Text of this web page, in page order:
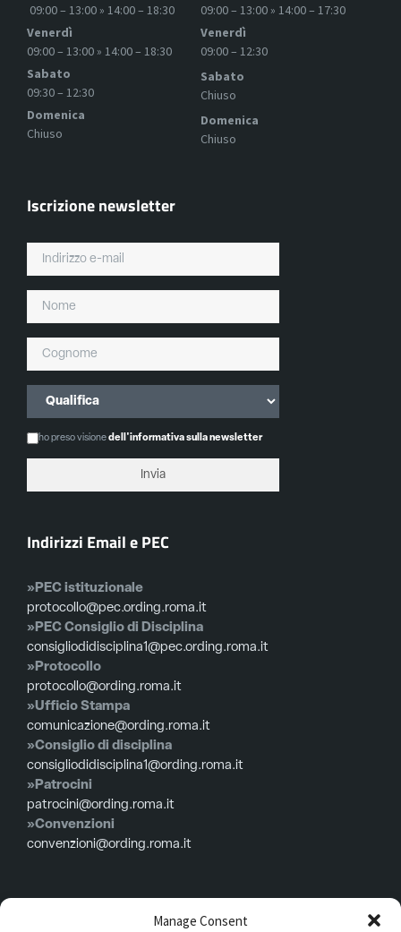
Manage Consent
09:00 – 13:00 » 14:00 – 18:30
Venerdì
09:00 – 13:00 » 14:00 – 18:30
Sabato
09:30 – 12:30
Domenica
Chiuso
09:00 – 13:00 » 14:00 – 17:30
Venerdì
09:00 – 12:30
Sabato
Chiuso
Domenica
Chiuso
Iscrizione newsletter
ho preso visionedell'informativa sulla newsletter
Indirizzi Email e PEC
»PEC istituzionale
protocollo@pec.ording.roma.it
»PEC Consiglio di Disciplina
consigliodidisciplina1@pec.ording.roma.it
»Protocollo
protocollo@ording.roma.it
»Ufficio Stampa
comunicazione@ording.roma.it
»Consiglio di disciplina
consigliodidisciplina1@ording.roma.it
»Patrocini
patrocini@ording.roma.it
»Convenzioni
convenzioni@ording.roma.it
Menù